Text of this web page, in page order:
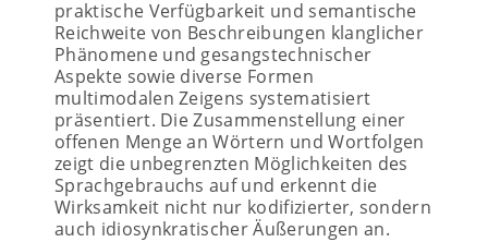
praktische Verfügbarkeit und semantische
Reichweite von Beschreibungen klanglicher
Phänomene und gesangstechnischer
Aspekte sowie diverse Formen
multimodalen Zeigens systematisiert
präsentiert. Die Zusammenstellung einer
offenen Menge an Wörtern und Wortfolgen
zeigt die unbegrenzten Möglichkeiten des
Sprachgebrauchs auf und erkennt die
Wirksamkeit nicht nur kodifizierter, sondern
auch idiosynkratischer Äußerungen an.